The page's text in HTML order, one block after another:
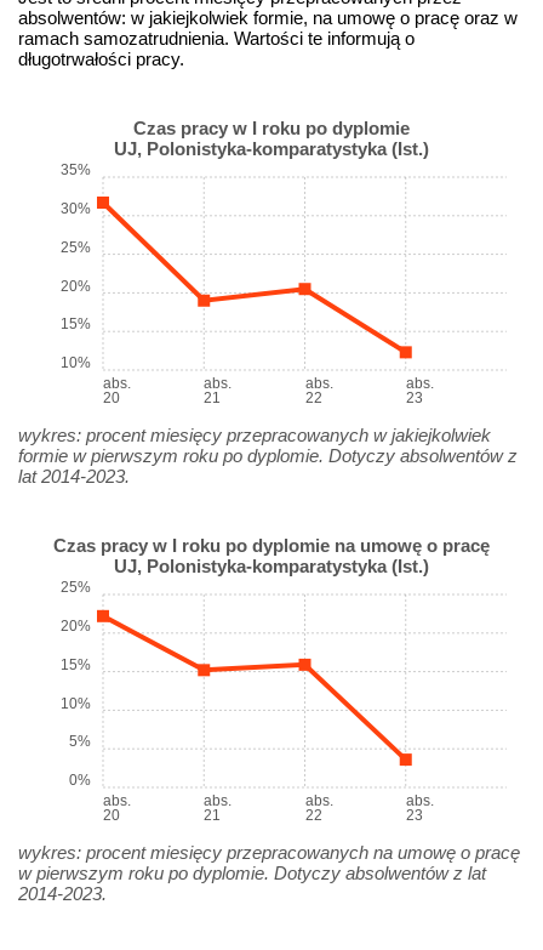
absolwentów: w jakiejkolwiek formie, na umowę o pracę oraz w
ramach samozatrudnienia. Wartości te informują o
długotrwałości pracy.
Czas pracy w I roku po dyplomie
UJ, Polonistyka-komparatystyka (Ist.)
abs.
20
abs.
21
abs.
22
abs.
23
10%
15%
20%
25%
30%
35%
wykres: procent miesięcy przepracowanych w jakiejkolwiek
formie w pierwszym roku po dyplomie. Dotyczy absolwentów z
lat 2014-2023.
Czas pracy w I roku po dyplomie na umowę o pracę
UJ, Polonistyka-komparatystyka (Ist.)
abs.
20
abs.
21
abs.
22
abs.
23
0%
5%
10%
15%
20%
25%
wykres: procent miesięcy przepracowanych na umowę o pracę
w pierwszym roku po dyplomie. Dotyczy absolwentów z lat
2014-2023.